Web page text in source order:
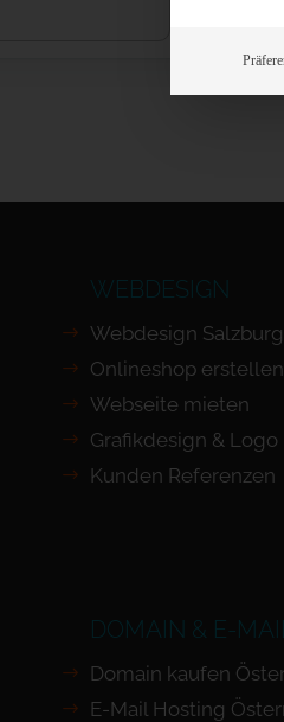
WEBDESIGN
Webdesign Salzburg
Onlineshop
Webseite mieten
Grafikdesign & Logo
Kunden Referenzen
DOMAIN & E-
Domain kaufen
E-Mail Hosting